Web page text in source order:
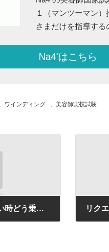
１（マンツーマン
さまだけを指導する
Na4'はこちら
ワインディング 、美容師実技試験
AKI先生は、学生時代、苦しい時どう乗り越えてきましたか？